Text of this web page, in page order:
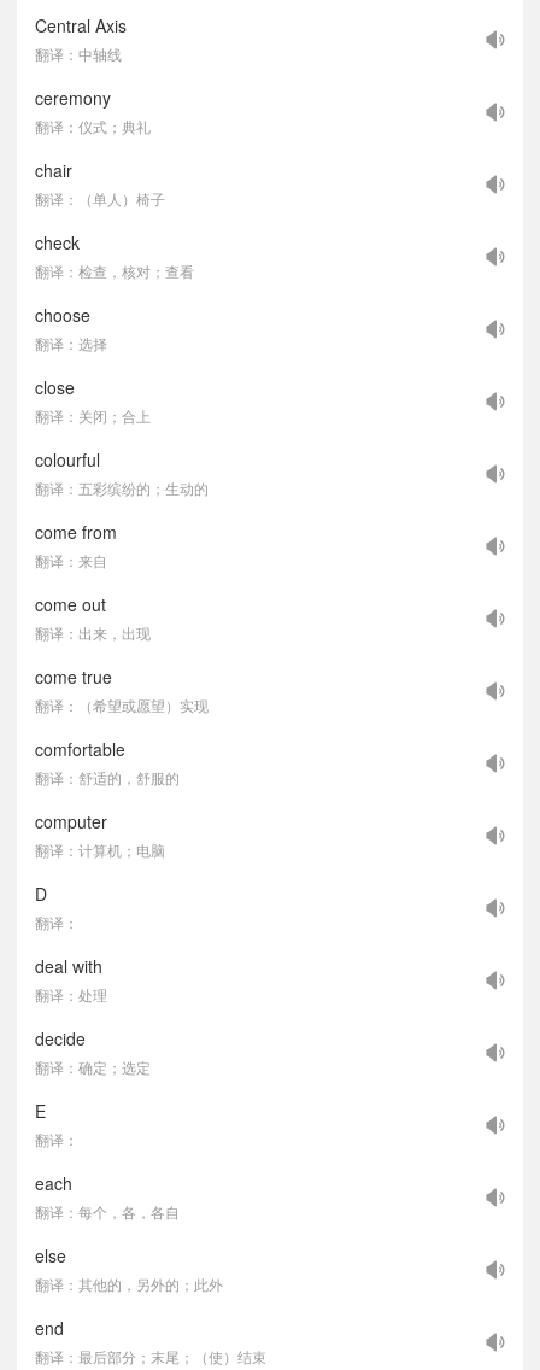
Central Axis
翻译：中轴线
ceremony
翻译：仪式；典礼
chair
翻译：（单人）椅子
check
翻译：检查，核对；查看
choose
翻译：选择
close
翻译：关闭；合上
colourful
翻译：五彩缤纷的；生动的
come from
翻译：来自
come out
翻译：出来，出现
come true
翻译：（希望或愿望）实现
comfortable
翻译：舒适的，舒服的
computer
翻译：计算机；电脑
D
翻译：
deal with
翻译：处理
decide
翻译：确定；选定
E
翻译：
each
翻译：每个，各，各自
else
翻译：其他的，另外的；此外
end
翻译：最后部分；末尾；（使）结束